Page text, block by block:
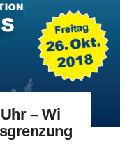
– Wi